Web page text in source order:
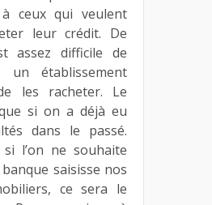
ceux qui veulent
leur crédit. De
assez difficile de
un établissement
les racheter. Le
si on a déjà eu
dans le passé.
l’on ne souhaite
saisisse nos
ce sera le